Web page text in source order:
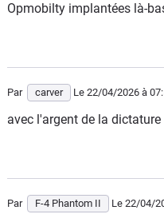
Opmobilty implantées là-
Par carver Le 22/04/2026 à
avec l'argent de la dictature
Par F-4 Phantom II Le 22/04/